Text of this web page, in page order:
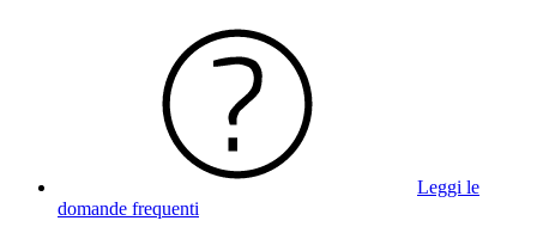
Leggi le
domande frequenti